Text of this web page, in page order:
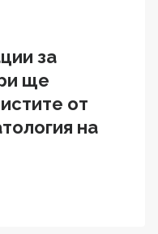
за
ще
от
на